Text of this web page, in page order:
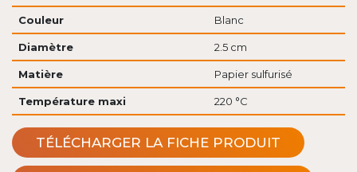
Couleur Blanc
Diamètre 2.5 cm
Matière Papier sulfurisé
Température maxi 220 °C
TÉLÉCHARGER LA FICHE PRODUIT